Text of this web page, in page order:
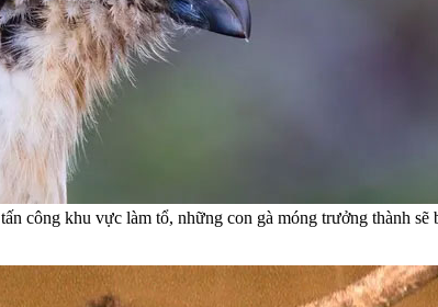
công khu vực làm tổ, những con gà móng trưởng thành